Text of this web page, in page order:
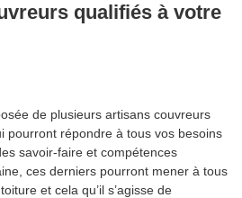
qualifiés à votre
de plusieurs artisans couvreurs
pourront répondre à tous vos besoins
savoir-faire et compétences
ces derniers pourront mener à tous
et cela qu’il s’agisse de